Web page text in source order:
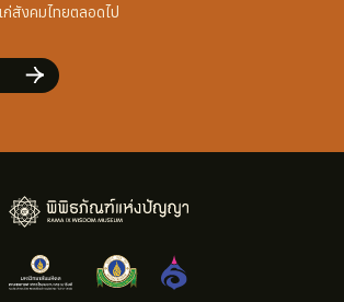
สังคมไทยตลอดไป